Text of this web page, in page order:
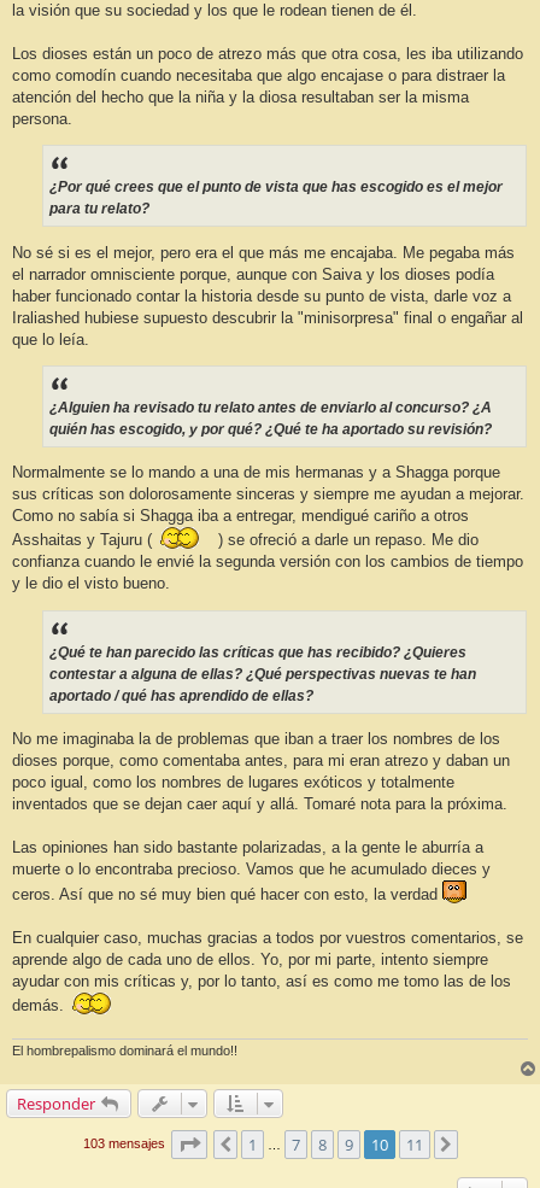
la visión que su sociedad y los que le rodean tienen de él.
Los dioses están un poco de atrezo más que otra cosa, les iba utilizando
como comodín cuando necesitaba que algo encajase o para distraer la
atención del hecho que la niña y la diosa resultaban ser la misma
persona.
¿Por qué crees que el punto de vista que has escogido es el mejor
para tu relato?
No sé si es el mejor, pero era el que más me encajaba. Me pegaba más
el narrador omnisciente porque, aunque con Saiva y los dioses podía
haber funcionado contar la historia desde su punto de vista, darle voz a
Iraliashed hubiese supuesto descubrir la "minisorpresa" final o engañar al
que lo leía.
¿Alguien ha revisado tu relato antes de enviarlo al concurso? ¿A
quién has escogido, y por qué? ¿Qué te ha aportado su revisión?
Normalmente se lo mando a una de mis hermanas y a Shagga porque
sus críticas son dolorosamente sinceras y siempre me ayudan a mejorar.
Como no sabía si Shagga iba a entregar, mendigué cariño a otros
Asshaitas y Tajuru (
) se ofreció a darle un repaso. Me dio
confianza cuando le envié la segunda versión con los cambios de tiempo
y le dio el visto bueno.
¿Qué te han parecido las críticas que has recibido? ¿Quieres
contestar a alguna de ellas? ¿Qué perspectivas nuevas te han
aportado / qué has aprendido de ellas?
No me imaginaba la de problemas que iban a traer los nombres de los
dioses porque, como comentaba antes, para mi eran atrezo y daban un
poco igual, como los nombres de lugares exóticos y totalmente
inventados que se dejan caer aquí y allá. Tomaré nota para la próxima.
Las opiniones han sido bastante polarizadas, a la gente le aburría a
muerte o lo encontraba precioso. Vamos que he acumulado dieces y
ceros. Así que no sé muy bien qué hacer con esto, la verdad
En cualquier caso, muchas gracias a todos por vuestros comentarios, se
aprende algo de cada uno de ellos. Yo, por mi parte, intento siempre
ayudar con mis críticas y, por lo tanto, así es como me tomo las de los
demás.
El hombrepalismo dominará el mundo!!
Responder
103 mensajes Página10de11
Anterior
1 7 8 9 10 11